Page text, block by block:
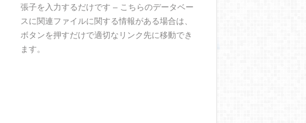
張子を入力するだけです – こちらのデータベー
スに関連ファイルに関する情報がある場合は、
ボタンを押すだけで適切なリンク先に移動でき
ます。